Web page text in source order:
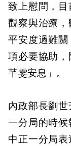
致上慰問，
觀察與治療
平安度過難
項必要協助
芊雯安息」。
內政部長劉
一分局的時
中正一分局